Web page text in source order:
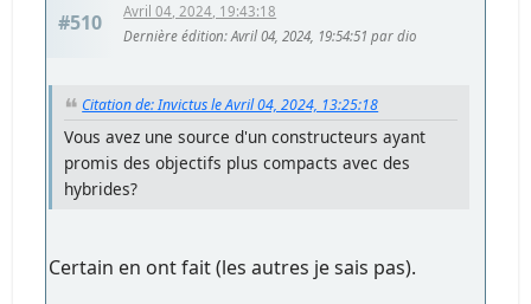
#510
Avril 04, 2024, 19:43:18
Dernière édition: Avril 04, 2024, 19:54:51 par dio
Citation de: Invictus le Avril 04, 2024, 13:25:18
Vous avez une source d'un constructeurs ayant
promis des objectifs plus compacts avec des
hybrides?
Certain en ont fait (les autres je sais pas).